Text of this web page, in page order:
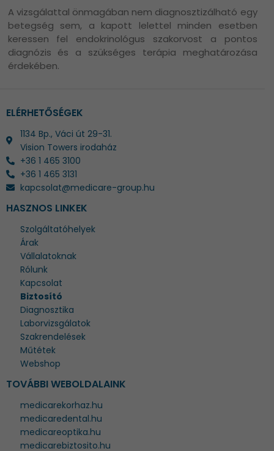
A vizsgálattal önmagában nem diagnosztizálható egy
betegség sem, a kapott lelettel minden esetben
keressen fel endokrinológus szakorvost a pontos
diagnózis és a szükséges terápia meghatározása
érdekében.
ELÉRHETŐSÉGEK
1134 Bp., Váci út 29-31.
Vision Towers irodaház
+36 1 465 3100
+36 1 465 3131
kapcsolat@medicare-group.hu
HASZNOS LINKEK
Szolgáltatóhelyek
Árak
Vállalatoknak
Rólunk
Kapcsolat
Biztosító
Diagnosztika
Laborvizsgálatok
Szakrendelések
Műtétek
Webshop
TOVÁBBI WEBOLDALAINK
medicarekorhaz.hu
medicaredental.hu
medicareoptika.hu
medicarebiztosito.hu